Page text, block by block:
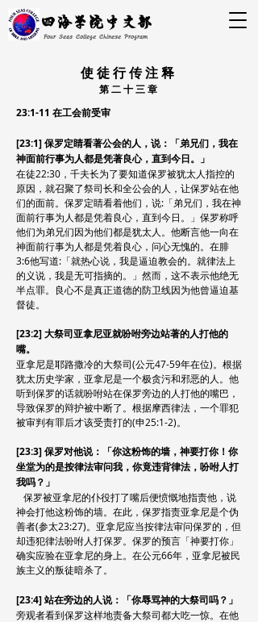
四海学院中文部
Four Seas College Chinese Program
使徒行传注释
​第二十三章
23:1-11 在工会前受审
[23:1] 保罗定睛看著公会的人，说：「弟兄们，我在
神面前行事为人都是凭著良心，直到今日。」
在徒22:30，千夫长为了要知道保罗被犹太人指控的
原因，就召聚了祭司长和全公会的人，让保罗站在他
们的面前。保罗定睛看着他们，说:「弟兄们，我在神
面前行事为人都是凭着良心，直到今日。」保罗称呼
他们为弟兄们因为他们都是犹太人。他断言他一向在
神面前行事为人都是凭着良心，问心无愧的。在腓
3:6他写道:「就热心说，我是逼迫教会的。就律法上
的义说，我是无可指摘的。」然而，这不表示他绝无
半点罪。良心不是真正道德的防卫线因为他曾逼迫基
督徒。
[23:2] 大祭司亚拿尼亚就吩咐旁边站著的人打他的
嘴。
亚拿尼是耶路撒冷的大祭司(公元47-59年在位)。根据
犹太历史学家，亚拿尼是一个极贪污和邪恶的人。他
听到保罗的话就吩咐站在保罗旁边的人打他的嘴巴，
导致保罗的辩护被中断了。根据摩西律法，一个罪犯
被审判有罪后才该受责打的(申25:1-2)。
[23:3] 保罗对他说：「你这粉饰的墙，神要打你！你
坐堂为的是按律法审问我，你竟违背律法，吩咐人打
我吗？」
保罗被亚拿尼的仆役打了嘴后便愤慨地指责他，说
神会打他这粉饰的墙。在此，保罗指责亚拿尼是个伪
善者(参太23:27)。亚拿尼应当按律法审问保罗的，但
却违犯律法吩咐人打保罗。保罗的预言「神要打你」
确实应验在亚拿尼的身上。在公元66年，亚拿尼被民
族主义的叛徒暗杀了。
[23:4] 站在旁边的人说：「你辱骂神的大祭司吗？」
旁观者看到保罗这样地责备大祭司都大吃一惊。在他